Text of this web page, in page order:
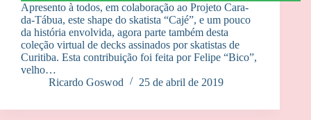
Apresento à todos, em colaboração ao Projeto Cara-
da-Tábua, este shape do skatista “Cajé”, e um pouco
da história envolvida, agora parte também desta
coleção virtual de decks assinados por skatistas de
Curitiba. Esta contribuição foi feita por Felipe “Bico”,
velho…
Ricardo Goswod
25 de abril de 2019